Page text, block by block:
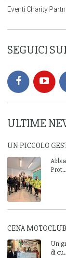
Eventi Charity
SEGUICI
ULTIME
UN PICCOLO
Prot...
CENA
Un
di